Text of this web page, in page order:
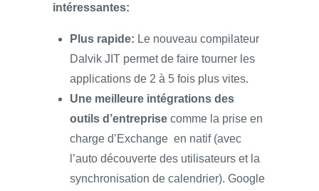
intéressantes:
Plus rapide: Le nouveau compilateur
Dalvik JIT permet de faire tourner les
applications de 2 à 5 fois plus vites.
Une meilleure intégrations des
outils d’entreprise comme la prise en
charge d’Exchange en natif (avec
l’auto découverte des utilisateurs et la
synchronisation de calendrier). Google